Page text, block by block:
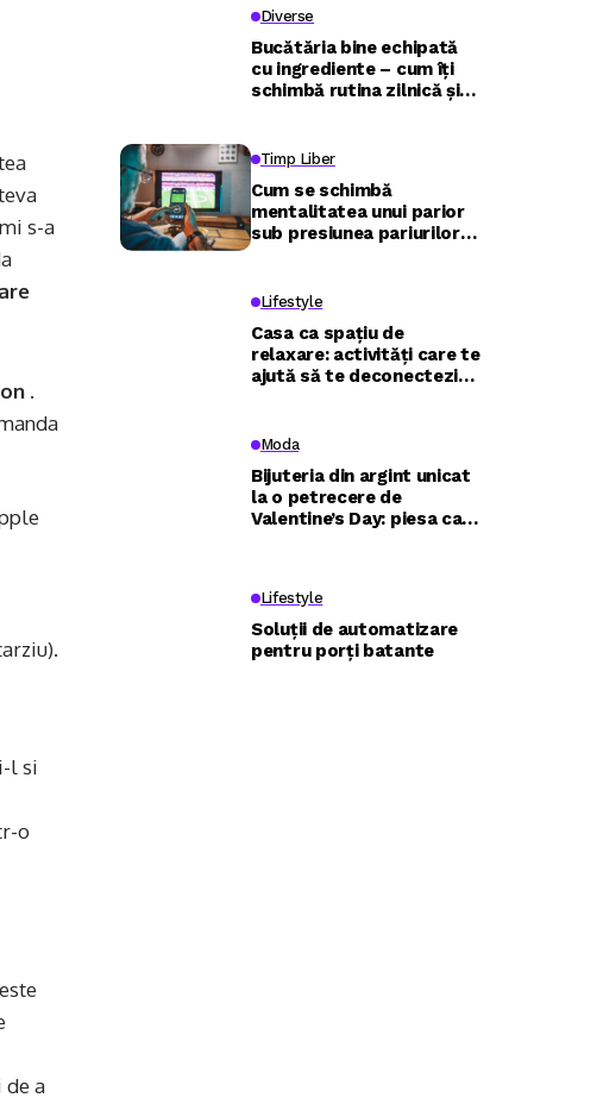
s-a
.
l si
o
de a
Diverse
Bucătăria bine echipată
cu ingrediente – cum îți
schimbă rutina zilnică și
Timp Liber
Cum se schimbă
mentalitatea unui parior
sub presiunea pariurilor
Lifestyle
Casa ca spațiu de
relaxare: activități care te
ajută să te deconectezi
Moda
Bijuteria din argint unicat
la o petrecere de
Valentine’s Day: piesa care
Lifestyle
Soluții de automatizare
pentru porți batante